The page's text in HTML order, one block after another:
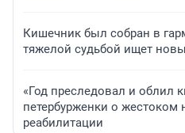
Кишечник был собран в
тяжелой судьбой ищет
«Год преследовал и облил
петербурженки о жестоком
реабилитации